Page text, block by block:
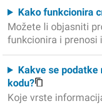
Kako funkcionira
Možete li objasniti
funkcionira i prenosi
Kakve se
kodu?
Koje vrste